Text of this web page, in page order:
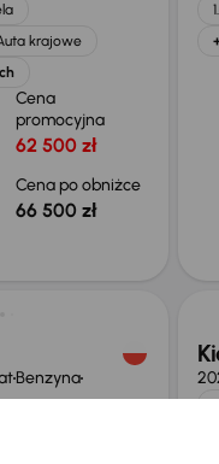
krajowe
Cena
promocyjna
62 500 zł
Cena po obniżce
66 500 zł
Benzyna